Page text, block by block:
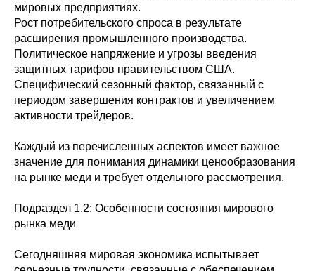
мировых предприятиях.
Рост потребительского спроса в результате
расширения промышленного производства.
Политическое напряжение и угрозы введения
защитных тарифов правительством США.
Специфический сезонный фактор, связанный с
периодом завершения контрактов и увеличением
активности трейдеров.
Каждый из перечисленных аспектов имеет важное
значение для понимания динамики ценообразования
на рынке меди и требует отдельного рассмотрения.
Подраздел 1.2: Особенности состояния мирового
рынка меди
Сегодняшняя мировая экономика испытывает